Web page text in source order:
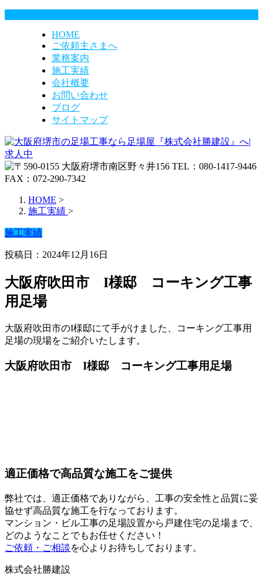
HOME
ご依頼主さまへ
業務案内
施工実績
会社概要
お問い合わせ
ブログ
サイトマップ
HOME >
施工実績 >
施工実績
投稿日：2024年12月16日
大阪府吹田市 I様邸 コーキング工事
用足場
大阪府吹田市のI様邸にて手がけました、コーキング工事用
足場の現場をご紹介いたします。
大阪府吹田市 I様邸 コーキング工事用足場
適正価格で高品質な施工をご提供
弊社では、適正価格でありながら、工事の安全性と品質に妥
協せず高品質な施工を行なっております。
マンション・ビル工事の足場設置から戸建住宅の足場まで、
どのようなことでもお任せください！
ご依頼・ご相談を心よりお待ちしております。
株式会社勝建設